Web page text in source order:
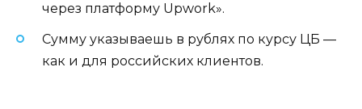
через платформу Upwork».
Сумму указываешь в рублях по курсу ЦБ —
как и для российских клиентов.